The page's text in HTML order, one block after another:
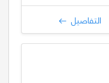
التفاصيل